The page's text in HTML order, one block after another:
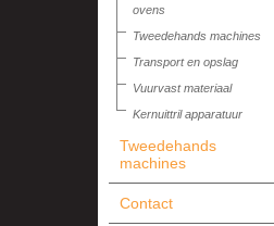
ovens
Tweedehands machines
Transport en opslag
Vuurvast materiaal
Kernuittril apparatuur
Tweedehands
machines
Contact